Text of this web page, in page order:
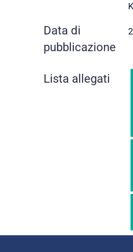
Data di
pubblicazione
Lista allegati